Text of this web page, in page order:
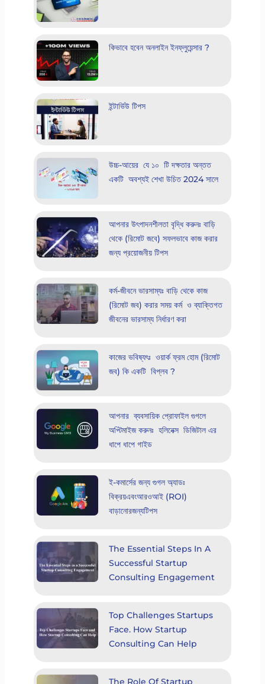
কিভাবে হবেন অনলাইন ইনফ্লুয়েন্সার ?
ইন্টার্ভিউ টিপস
উচ্চ-আয়ের যে ১০ টি দক্ষতার অন্তত
একটি অবশ্যই শেখা উচিত 2024 সালে
আপনার উৎপাদনশীলতা বৃদ্ধি করুনঃ বাড়ি
থেকে (রিমোট জবে) সফলভাবে কাজ করার
জন্য প্রয়োজনীয় টিপস
কর্ম-জীবনে ভারসাম্যঃ বাড়ি থেকে কাজ
(রিমোট জব) করার সময় কর্ম ও ব্যাক্তিগত
জীবনের ভারসাম্য নির্ধারণ করা
কাজের ভবিষ্যৎঃ ওয়ার্ক ফ্রম হোম (রিমোট
জব) কি একটি বিপ্লব ?
আপনার ব্যবসায়িক প্রোফাইল গুগলে
অপ্টিমাইজ করুনঃ হলিনেক্স ডিজিটাল এর
ধাপে ধাপে গাইড
ই-কমার্সের জন্য গুগল অ্যাডঃ
বিক্রয়এবংআরওআই (ROI)
বাড়ানোরজন্যটিপস
The Essential Steps In A
Successful Startup
Consulting Engagement
Top Challenges Startups
Face. How Startup
Consulting Can Help
The Role Of Startup